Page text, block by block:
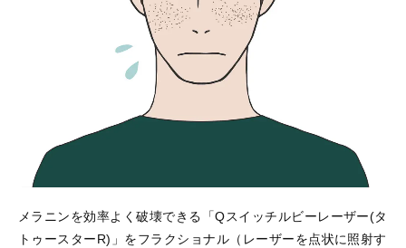
メラニンを効率よく破壊できる「Qスイッチルビーレーザー(タ
トゥースターR)」をフラクショナル（レーザーを点状に照射す